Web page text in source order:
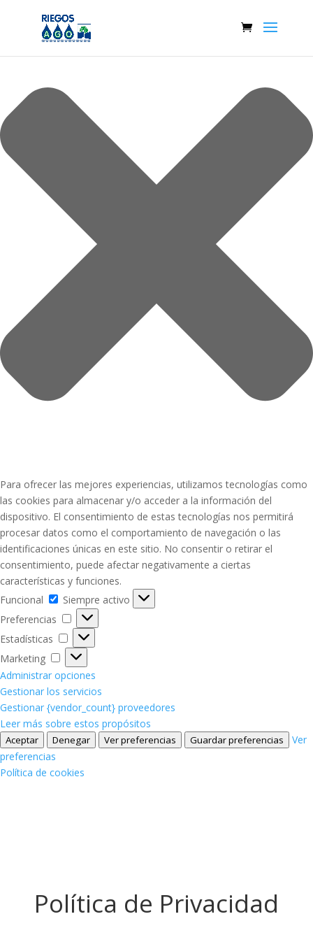
Para ofrecer las mejores experiencias, utilizamos tecnologías como
las cookies para almacenar y/o acceder a la información del
dispositivo. El consentimiento de estas tecnologías nos permitirá
procesar datos como el comportamiento de navegación o las
identificaciones únicas en este sitio. No consentir o retirar el
consentimiento, puede afectar negativamente a ciertas
características y funciones.
Funcional
Funcional
Siempre activo
Preferencias
Preferencias
Estadísticas
Estadísticas
Marketing
Marketing
Administrar opciones
Gestionar los servicios
Gestionar {vendor_count} proveedores
Leer más sobre estos propósitos
Aceptar Denegar Ver preferencias Guardar preferencias
Ver
preferencias
Política de cookies
Política de Privacidad